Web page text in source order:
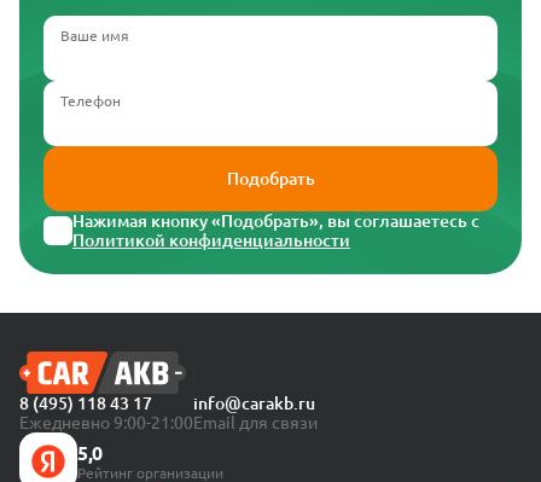
Ваше имя
Телефон
Подобрать
Нажимая кнопку «Подобрать», вы соглашаетесь с
Политикой конфиденциальности
8 (495) 118 43 17
Ежедневно 9:00-21:00
info@carakb.ru
Email для связи
5,0
Рейтинг организации